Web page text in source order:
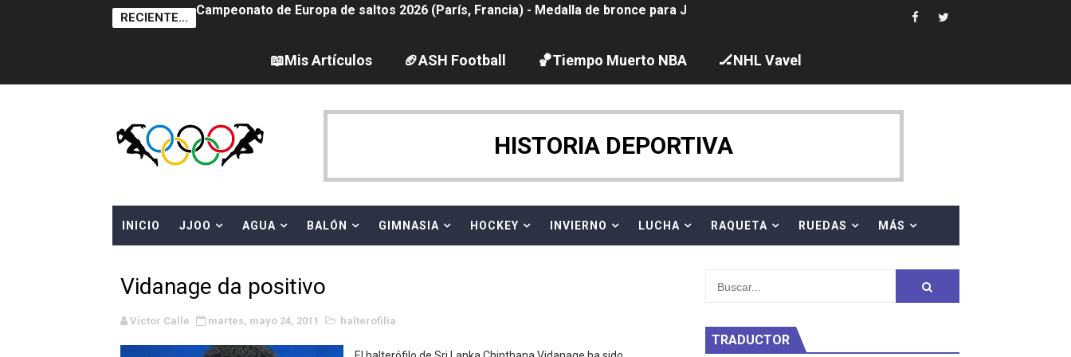
RECIENTE... Campeonato de Europa de natación artística 2026 (París, Francia) - España domina junto al equipo neutral ruso, llevándose 8 medallas, seis para
AEW - Adam Page con Brodido desbancan una semana después a The Demand por tríos en el Grand Slam Mexico
Tour de Francia femenino 2026 - Etapa 5
Women's Pro Baseball League 2026
Campeonato de Europa en aguas abiertas 2026 (París, Francia) - Dobletes de Wellbrock y Taddeucci. Ángela Martínez 5ª en 10km
WWE NXT - Myles Borne y Tavion Heights ponen fin al reinado por parejas de The Vanity Project
📖Mis Artículos 🏈ASH Football 🏀Tiempo Muerto NBA 🏒NHL Vavel
HISTORIA DEPORTIVA
INICIO JJOO AGUA BALÓN GIMNASIA HOCKEY INVIERNO LUCHA RAQUETA RUEDAS MÁS
Vidanage da positivo
Víctor Calle martes, mayo 24, 2011 halterofilia
TRADUCTOR